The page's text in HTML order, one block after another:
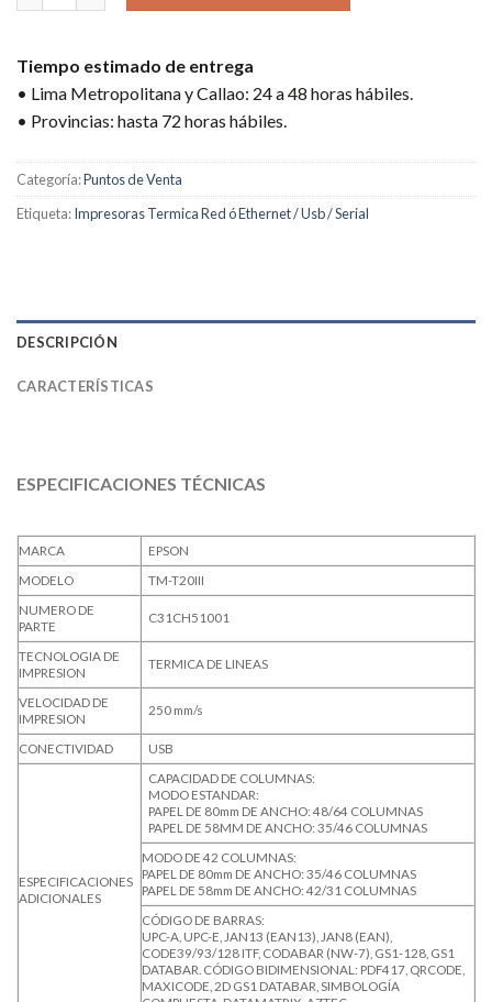
Tiempo estimado de entrega
• Lima Metropolitana y Callao: 24 a 48 horas hábiles.
• Provincias: hasta 72 horas hábiles.
Categoría:Puntos de Venta
Etiqueta:Impresoras Termica Red ó Ethernet / Usb / Serial
DESCRIPCIÓN
CARACTERÍSTICAS
ESPECIFICACIONES TÉCNICAS
MARCA
EPSON
MODELO
TM-T20III
NUMERO DE
PARTE
C31CH51001
TECNOLOGIA DE
IMPRESION
TERMICA DE LINEAS
VELOCIDAD DE
IMPRESION
250 mm/s
CONECTIVIDAD USB
ESPECIFICACIONES
ADICIONALES
CAPACIDAD DE COLUMNAS:
MODO ESTANDAR:
PAPEL DE 80mm DE ANCHO: 48/64 COLUMNAS
PAPEL DE 58MM DE ANCHO: 35/46 COLUMNAS
MODO DE 42 COLUMNAS:
PAPEL DE 80mm DE ANCHO: 35/46 COLUMNAS
PAPEL DE 58mm DE ANCHO: 42/31 COLUMNAS
CÓDIGO DE BARRAS:
UPC-A, UPC-E, JAN13 (EAN13), JAN8 (EAN),
CODE39/93/128 ITF, CODABAR (NW-7), GS1-128, GS1
DATABAR. CÓDIGO BIDIMENSIONAL: PDF417, QRCODE,
MAXICODE, 2D GS1 DATABAR, SIMBOLOGÍA